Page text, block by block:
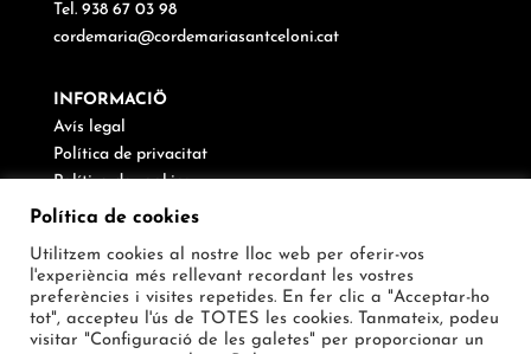
Tel. 938 67 03 98
cordemaria@cordemariasantceloni.cat
INFORMACIÖ
Avís legal
Política de privacitat
Política de cookies
Canal de denúncies
SEGUEIX-NOS
Política de cookies
Utilitzem cookies al nostre lloc web per oferir-vos
l'experiència més rellevant recordant les vostres
preferències i visites repetides. En fer clic a "Acceptar-ho
tot", accepteu l'ús de TOTES les cookies. Tanmateix, podeu
visitar "Configuració de les galetes" per proporcionar un